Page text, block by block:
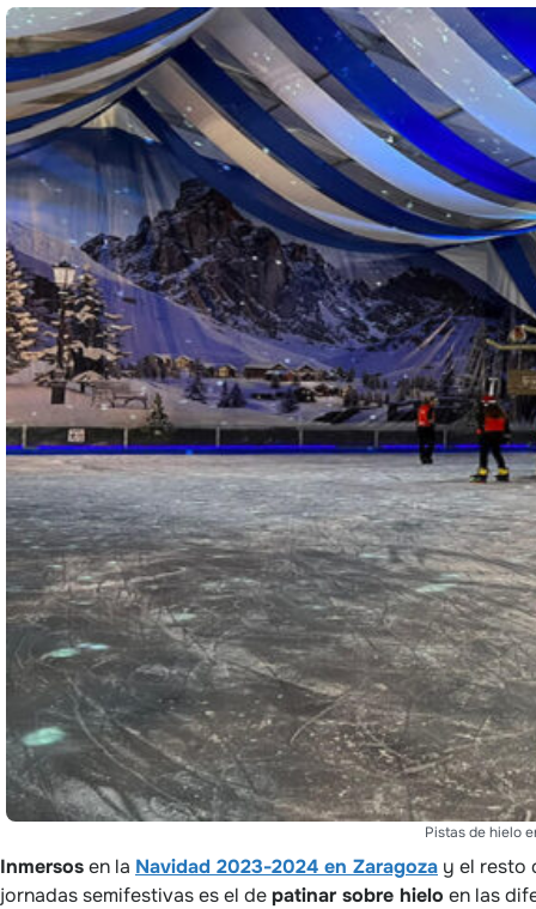
Pistas de hielo
Inmersosen la Navidad 2023-2024 en Zaragoza y el resto
jornadas semifestivas es el depatinar sobre hielo en las